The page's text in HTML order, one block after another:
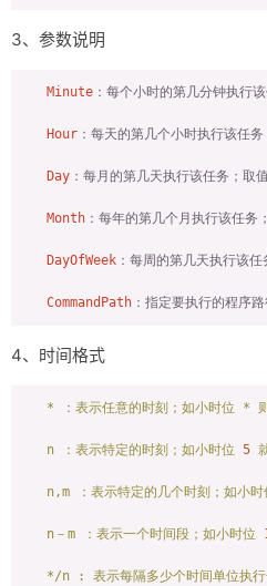
3、参数说明
Minute ：每个小时的第几分钟执行
Hour ：每天的第几个小时执行该任
Day ：每月的第几天执行该任务；取
Month ：每年的第几个月执行该任务
DayOfWeek ：每周的第几天执行该
CommandPath
4、时间格式
* ：表示任意的时刻；如小时位 *
n ：表示特定的时刻；如小时位 5
n,m ：表示特定的几个时刻；如小时
n－m ：表示一个时间段；如小时位
*/n : 表示每隔多少个时间单位执